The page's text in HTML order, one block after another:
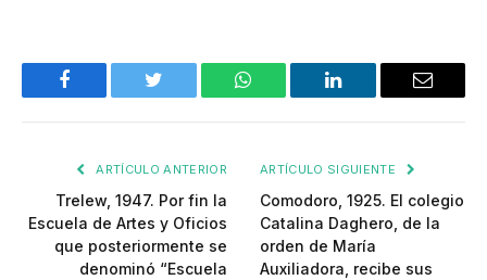
Facebook Twitter WhatsApp LinkedIn Email
ARTÍCULO ANTERIOR
Trelew, 1947. Por fin la
Escuela de Artes y Oficios
que posteriormente se
denominó “Escuela
ARTÍCULO SIGUIENTE
Comodoro, 1925. El colegio
Catalina Daghero, de la
orden de María
Auxiliadora, recibe sus